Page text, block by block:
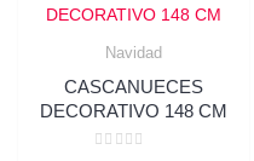
Navidad
CASCANUECES
DECORATIVO 148 CM